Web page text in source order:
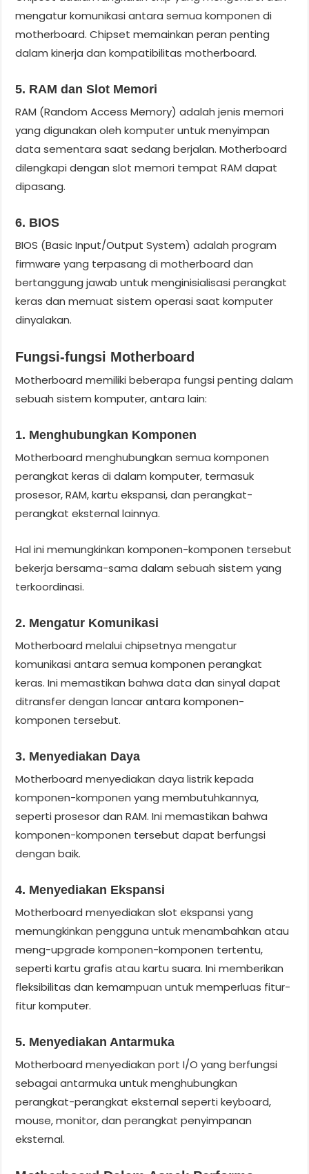
mengatur komunikasi antara semua komponen di
motherboard. Chipset memainkan peran penting
dalam kinerja dan kompatibilitas motherboard.
5. RAM dan Slot Memori
RAM (Random Access Memory) adalah jenis memori
yang digunakan oleh komputer untuk menyimpan
data sementara saat sedang berjalan. Motherboard
dilengkapi dengan slot memori tempat RAM dapat
dipasang.
6. BIOS
BIOS (Basic Input/Output System) adalah program
firmware yang terpasang di motherboard dan
bertanggung jawab untuk menginisialisasi perangkat
keras dan memuat sistem operasi saat komputer
dinyalakan.
Fungsi-fungsi Motherboard
Motherboard memiliki beberapa fungsi penting dalam
sebuah sistem komputer, antara lain:
1. Menghubungkan Komponen
Motherboard menghubungkan semua komponen
perangkat keras di dalam komputer, termasuk
prosesor, RAM, kartu ekspansi, dan perangkat-
perangkat eksternal lainnya.
Hal ini memungkinkan komponen-komponen tersebut
bekerja bersama-sama dalam sebuah sistem yang
terkoordinasi.
2. Mengatur Komunikasi
Motherboard melalui chipsetnya mengatur
komunikasi antara semua komponen perangkat
keras. Ini memastikan bahwa data dan sinyal dapat
ditransfer dengan lancar antara komponen-
komponen tersebut.
3. Menyediakan Daya
Motherboard menyediakan daya listrik kepada
komponen-komponen yang membutuhkannya,
seperti prosesor dan RAM. Ini memastikan bahwa
komponen-komponen tersebut dapat berfungsi
dengan baik.
4. Menyediakan Ekspansi
Motherboard menyediakan slot ekspansi yang
memungkinkan pengguna untuk menambahkan atau
meng-upgrade komponen-komponen tertentu,
seperti kartu grafis atau kartu suara. Ini memberikan
fleksibilitas dan kemampuan untuk memperluas fitur-
fitur komputer.
5. Menyediakan Antarmuka
Motherboard menyediakan port I/O yang berfungsi
sebagai antarmuka untuk menghubungkan
perangkat-perangkat eksternal seperti keyboard,
mouse, monitor, dan perangkat penyimpanan
eksternal.